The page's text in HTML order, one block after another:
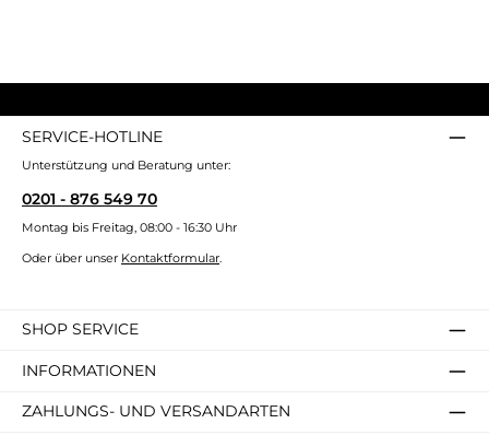
SERVICE-HOTLINE
Unterstützung und Beratung unter:
0201 - 876 549 70
Montag bis Freitag, 08:00 - 16:30 Uhr
Oder über unser Kontaktformular.
SHOP SERVICE
INFORMATIONEN
ZAHLUNGS- UND VERSANDARTEN